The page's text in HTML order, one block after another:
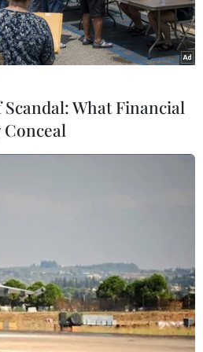
công ty Samsung
thông báo sẽ chế tạo chip
ty thiết kế chip Ambarella
Clara, bang California.
What Financial